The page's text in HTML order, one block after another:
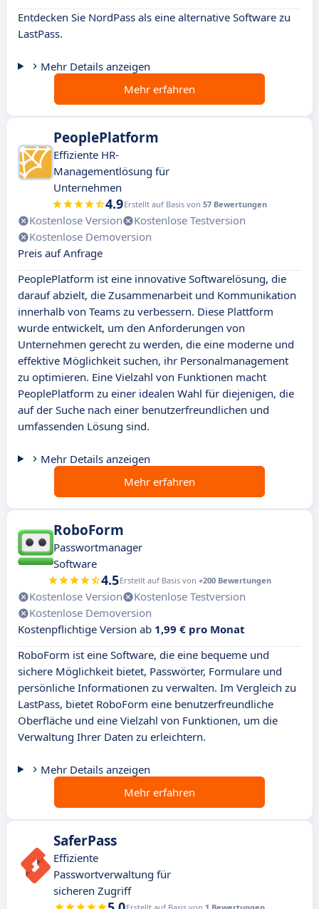
Entdecken Sie NordPass als eine alternative Software zu
LastPass.
Mehr Details anzeigen
Mehr erfahren
PeoplePlatform
Effiziente HR-
Managementlösung für
Unternehmen
4.9Erstellt auf Basis von 57 Bewertungen
Kostenlose Version
Kostenlose Testversion
Kostenlose Demoversion
Preis auf Anfrage
PeoplePlatform ist eine innovative Softwarelösung, die
darauf abzielt, die Zusammenarbeit und Kommunikation
innerhalb von Teams zu verbessern. Diese Plattform
wurde entwickelt, um den Anforderungen von
Unternehmen gerecht zu werden, die eine moderne und
effektive Möglichkeit suchen, ihr Personalmanagement
zu optimieren. Eine Vielzahl von Funktionen macht
PeoplePlatform zu einer idealen Wahl für diejenigen, die
auf der Suche nach einer benutzerfreundlichen und
umfassenden Lösung sind.
Mehr Details anzeigen
Mehr erfahren
RoboForm
Passwortmanager
Software
4.5Erstellt auf Basis von +200 Bewertungen
Kostenlose Version
Kostenlose Testversion
Kostenlose Demoversion
Kostenpflichtige Version ab 1,99 € pro Monat
RoboForm ist eine Software, die eine bequeme und
sichere Möglichkeit bietet, Passwörter, Formulare und
persönliche Informationen zu verwalten. Im Vergleich zu
LastPass, bietet RoboForm eine benutzerfreundliche
Oberfläche und eine Vielzahl von Funktionen, um die
Verwaltung Ihrer Daten zu erleichtern.
Mehr Details anzeigen
Mehr erfahren
SaferPass
Effiziente
Passwortverwaltung für
sicheren Zugriff